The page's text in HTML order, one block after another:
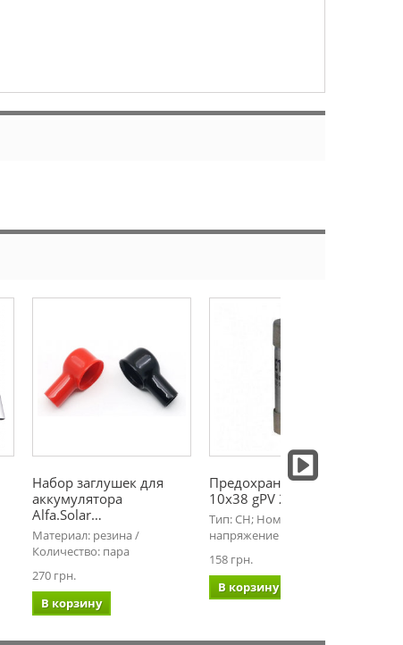
Набор заглушек для
аккумулятора
Alfa.Solar…
Материал: резина /
Количество: пара
270 грн.
В корзину
Предохранитель ETI CH
10x38 gPV 20A
Тип: CH; Номинальное
напряжение DC: 1000В;…
158 грн.
В корзину